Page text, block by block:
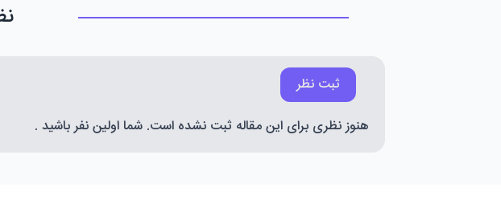
ثبت نظر
هنوز نظری برای این مقاله ثبت نشده است. شما اولین نفر باشید .